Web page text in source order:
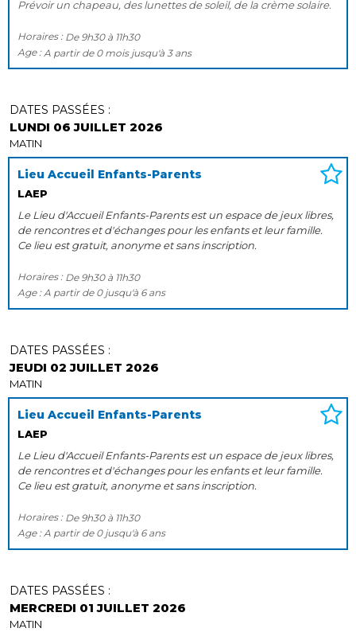
Prévoir un chapeau, des lunettes de soleil, de la crème solaire.
Horaires : De 9h30 à 11h30
Age : A partir de 0 mois jusqu'à 3 ans
Lieu Accueil Enfants-Parents
LAEP
DATES PASSÉES :
LUNDI 06 JUILLET 2026
MATIN
Le Lieu d'Accueil Enfants-Parents est un espace de jeux libres,
de rencontres et d'échanges pour les enfants et leur famille.
Ce lieu est gratuit, anonyme et sans inscription.
Horaires : De 9h30 à 11h30
Age : A partir de 0 jusqu'à 6 ans
Lieu Accueil Enfants-Parents
LAEP
DATES PASSÉES :
JEUDI 02 JUILLET 2026
MATIN
Le Lieu d'Accueil Enfants-Parents est un espace de jeux libres,
de rencontres et d'échanges pour les enfants et leur famille.
Ce lieu est gratuit, anonyme et sans inscription.
Horaires : De 9h30 à 11h30
Age : A partir de 0 jusqu'à 6 ans
DATES PASSÉES :
MERCREDI 01 JUILLET 2026
MATIN